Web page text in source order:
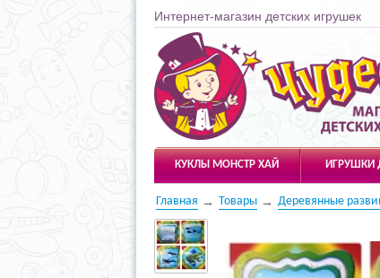
Интернет-магазин детских игрушек
Чудесарик
КУКЛЫ МОНСТР ХАЙ ИГРУШКИ
Главная Товары Деревянные